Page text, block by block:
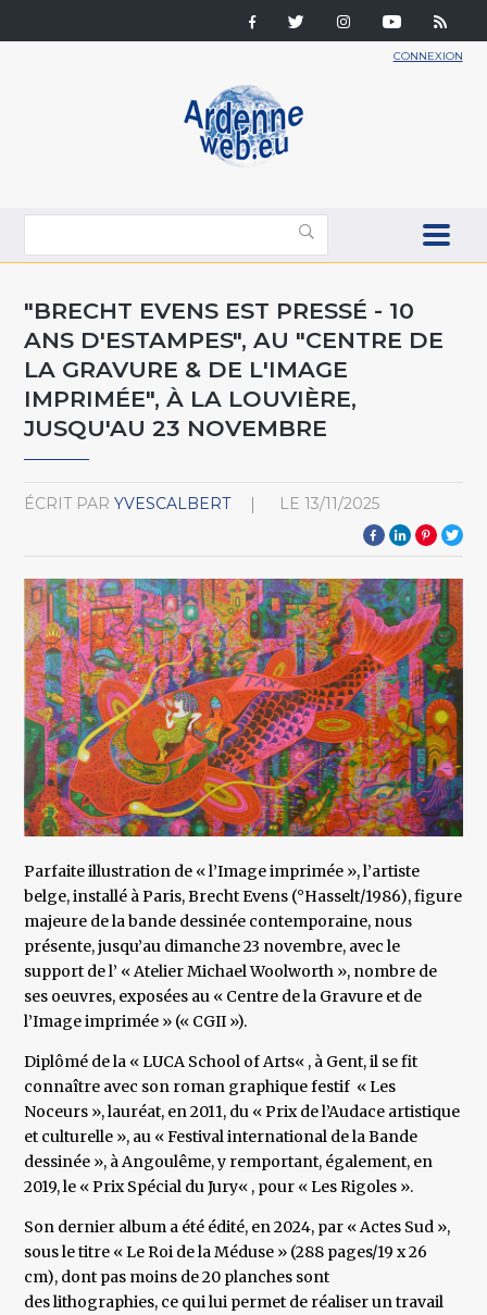
CONNEXION
"BRECHT EVENS EST PRESSÉ - 10
ANS D'ESTAMPES", AU "CENTRE DE
LA GRAVURE & DE L'IMAGE
IMPRIMÉE", À LA LOUVIÈRE,
JUSQU'AU 23 NOVEMBRE
ÉCRIT PAR YVESCALBERT LE 13/11/2025
Parfaite illustration de « l’Image imprimée », l’artiste
belge, installé à Paris, Brecht Evens (°Hasselt/1986), figure
majeure de la bande dessinée contemporaine, nous
présente, jusqu’au dimanche 23 novembre, avec le
support de l’ « Atelier Michael Woolworth », nombre de
ses oeuvres, exposées au « Centre de la Gravure et de
l’Image imprimée » (« CGII »).
Diplômé de la « LUCA School of Arts« , à Gent, il se fit
connaître avec son roman graphique festif « Les
Noceurs », lauréat, en 2011, du « Prix de l’Audace artistique
et culturelle », au « Festival international de la Bande
dessinée », à Angoulême, y remportant, également, en
2019, le « Prix Spécial du Jury« , pour « Les Rigoles ».
Son dernier album a été édité, en 2024, par « Actes Sud »,
sous le titre « Le Roi de la Méduse » (288 pages/19 x 26
cm), dont pas moins de 20 planches sont
des lithographies, ce qui lui permet de réaliser un travail